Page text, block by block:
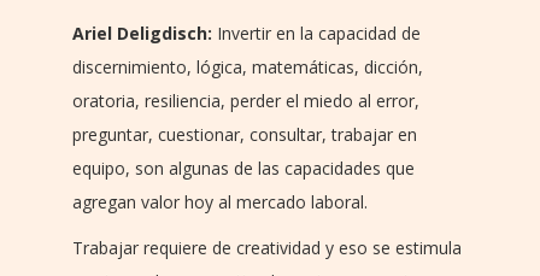
Ariel Deligdisch: Invertir en la capacidad de
discernimiento, lógica, matemáticas, dicción,
oratoria, resiliencia, perder el miedo al error,
preguntar, cuestionar, consultar, trabajar en
equipo, son algunas de las capacidades que
agregan valor hoy al mercado laboral.
Trabajar requiere de creatividad y eso se estimula